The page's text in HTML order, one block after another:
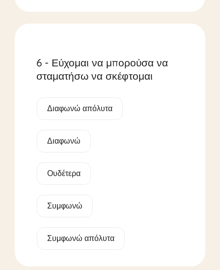
6 - Εύχομαι να μπορούσα να
σταματήσω να σκέφτομαι
Διαφωνώ απόλυτα
Διαφωνώ
Ουδέτερα
Συμφωνώ
Συμφωνώ απόλυτα